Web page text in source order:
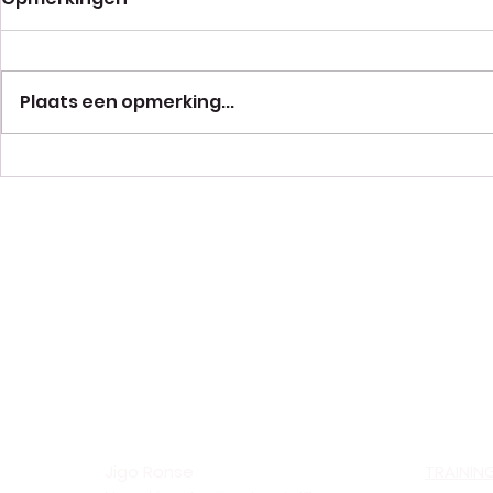
Plaats een opmerking...